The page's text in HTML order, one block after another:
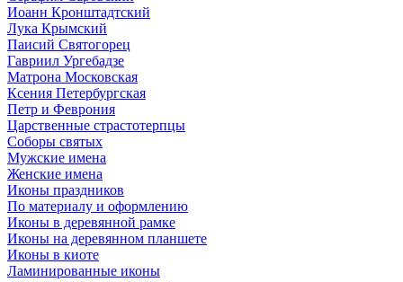
Иоанн Кронштадтский
Лука Крымский
Паисий Святогорец
Гавриил Ургебадзе
Матрона Московская
Ксения Петербургская
Петр и Феврония
Царственные страстотерпцы
Соборы святых
Мужские имена
Женские имена
Иконы праздников
По материалу и оформлению
Иконы в деревянной рамке
Иконы на деревянном планшете
Иконы в киоте
Ламинированные иконы